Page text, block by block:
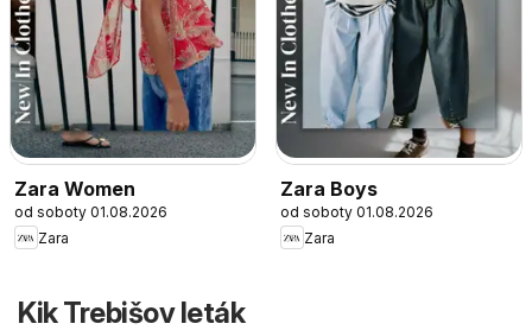
Zara Women
od soboty 01.08.2026
Zara
Zara Boys
od soboty 01.08.2026
Zara
Kik Trebišov leták